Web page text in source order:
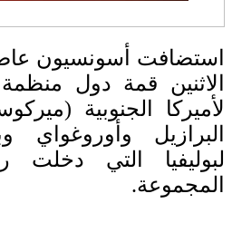
استضافت أسونسيون
الاثنين قمة دول
لأميركا الجنوبية
البرازيل وأوروغواي
لبوليفيا التي
المجموعة.